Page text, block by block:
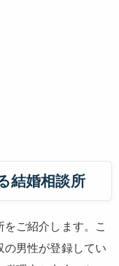
結婚相談所
ご紹介します。こ
の男性が登録してい